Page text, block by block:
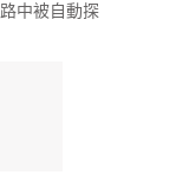
中被自動探